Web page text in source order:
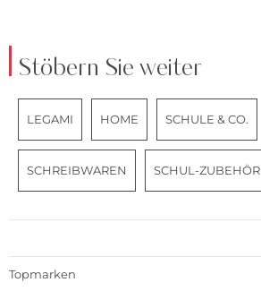
Stöbern Sie weiter
LEGAMI HOME SCHULE & CO.
SCHREIBWAREN SCHUL-ZUBEHÖR
Topmarken